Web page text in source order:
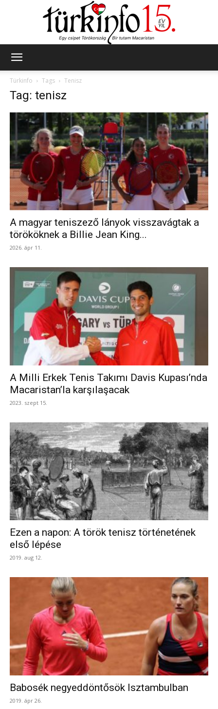
Türkinfo
Tags Tenisz
Tag: tenisz
A magyar teniszező lányok visszavágtak a
törököknek a Billie Jean King...
2026. ápr 11.
A Milli Erkek Tenis Takımı Davis Kupası’nda
Macaristan’la karşılaşacak
2023. szept 15.
Ezen a napon: A török tenisz történetének
első lépése
2019. aug 12.
Babosék negyeddöntősök Isztambulban
2019. ápr 26.